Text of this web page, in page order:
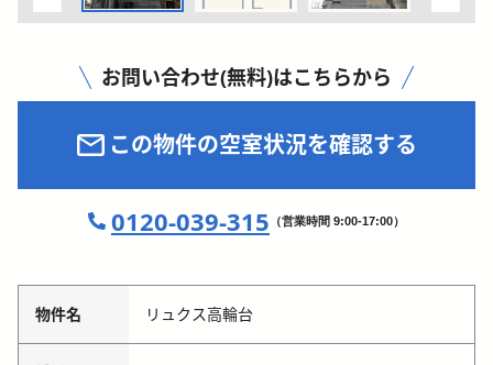
お問い合わせ(無料)はこちらから
この物件の空室状況を確認する
0120-039-315 （営業時間 9:00-17:00）
物件名 リュクス高輪台